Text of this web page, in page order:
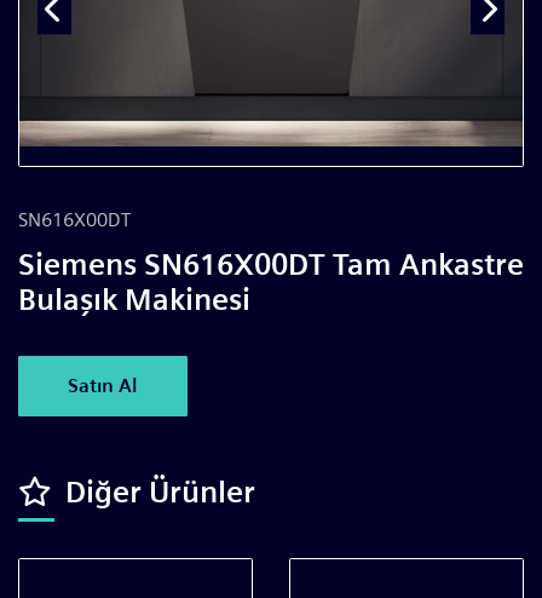
SN616X00DT
Siemens SN616X00DT Tam Ankastre
Bulaşık Makinesi
Satın Al
Diğer Ürünler